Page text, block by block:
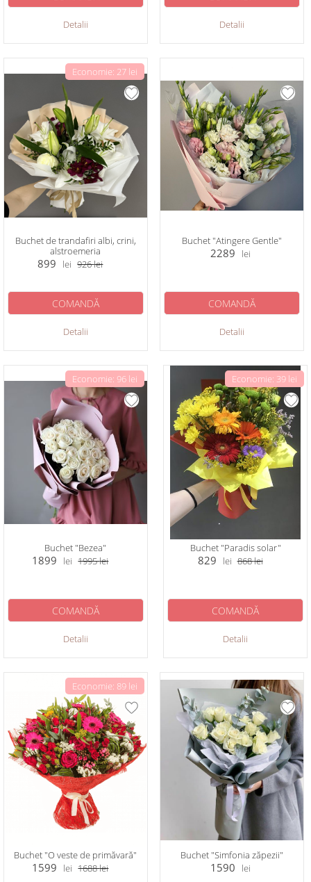
Detalii Detalii
Economie: 27 lei
Buchet de trandafiri albi, crini,
alstroemeria
899 lei 926lei
Detalii
COMANDĂ
Buchet "Аtingere Gentle"
2289 lei
Detalii
COMANDĂ
Economie: 96 lei
Buchet "Bezea"
1899 lei 1995lei
Detalii
COMANDĂ
Economie: 39 lei
Buchet "Paradis solar"
829 lei 868lei
Detalii
COMANDĂ
Economie: 89 lei
Buchet "O veste de primăvară"
1599 lei 1688lei
Buchet "Simfonia zăpezii"
1590 lei